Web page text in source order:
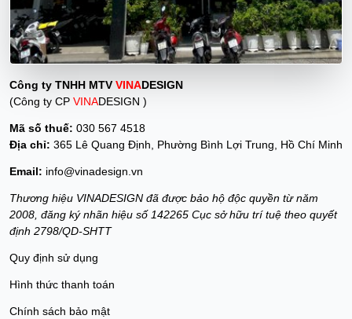
Công ty TNHH MTVVINADESIGN
(Công ty CP VINADESIGN )
Mã số thuế: 030 567 4518
Địa chỉ: 365 Lê Quang Định, Phường Bình Lợi Trung, Hồ Chí Minh
Email: info@vinadesign.vn
Thương hiệu VINADESIGN đã được bảo hộ độc quyền từ năm
2008, đăng ký nhãn hiệu số 142265 Cục sở hữu trí tuệ theo quyết
định 2798/QD-SHTT
Quy định sử dụng
Hình thức thanh toán
Chính sách bảo mật